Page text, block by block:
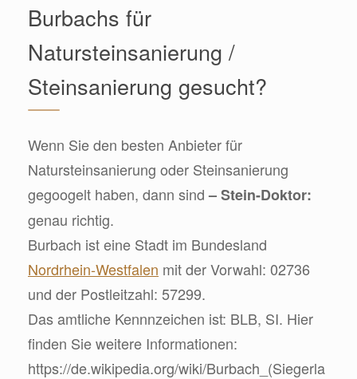
Burbachs für
Natursteinsanierung /
Steinsanierung gesucht?
Wenn Sie den besten Anbieter für
Natursteinsanierung oder Steinsanierung
gegoogelt haben, dann sind– Stein-Doktor:
genau richtig.
Burbach ist eine Stadt im Bundesland
Nordrhein-Westfalen mit der Vorwahl: 02736
und der Postleitzahl: 57299.
Das amtliche Kennnzeichen ist: BLB, SI. Hier
finden Sie weitere Informationen:
https://de.wikipedia.org/wiki/Burbach_(Siegerla